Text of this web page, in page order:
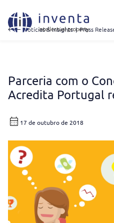
Notícias & Insights | Press
Parceria com o
Acredita Portugal
17 de outubro de 2018